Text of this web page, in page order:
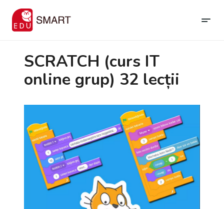
SCRATCH (curs IT
online grup) 32 lecții